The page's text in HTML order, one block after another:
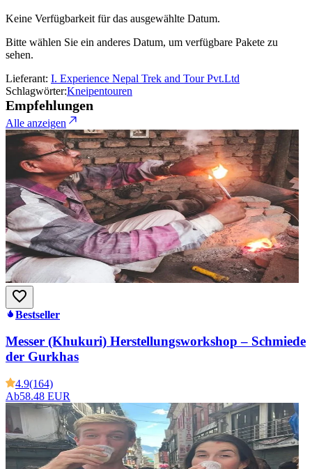
Keine Verfügbarkeit für das ausgewählte Datum.
Bitte wählen Sie ein anderes Datum, um verfügbare Pakete zu
sehen.
Lieferant: I. Experience Nepal Trek and Tour Pvt.Ltd
Schlagwörter:Kneipentouren
Empfehlungen
Alle anzeigen
Bestseller
Messer (Khukuri) Herstellungsworkshop – Schmiede
der Gurkhas
4.9(164)
Ab58.48 EUR